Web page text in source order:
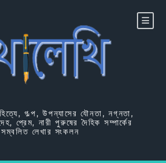
গল্প, উপন্যাসের যৌনতা, নগ্নতা,
প্রেম, নারী পুরুষের দৈহিক সম্পার্কের
সম্বলিত লেখার সংকলন